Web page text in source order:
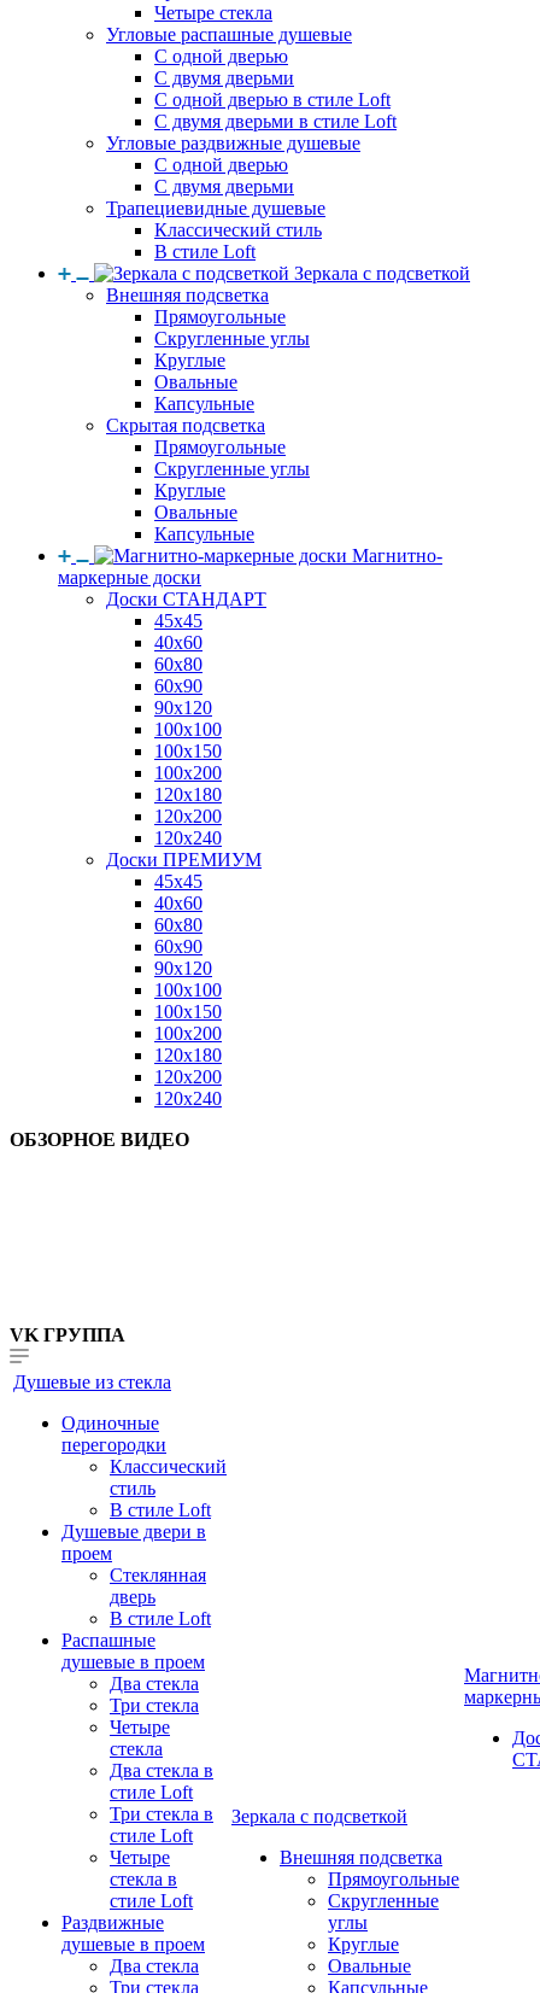
Четыре стекла
Угловые распашные душевые
С одной дверью
С двумя дверьми
С одной дверью в стиле Loft
С двумя дверьми в стиле Loft
Угловые раздвижные душевые
С одной дверью
С двумя дверьми
Трапециевидные душевые
Классический стиль
В стиле Loft
Зеркала с подсветкой
Внешняя подсветка
Прямоугольные
Скругленные углы
Круглые
Овальные
Капсульные
Скрытая подсветка
Прямоугольные
Скругленные углы
Круглые
Овальные
Капсульные
Магнитно-
маркерные доски
Доски СТАНДАРТ
45x45
40x60
60x80
60x90
90x120
100x100
100x150
100x200
120x180
120x200
120x240
Доски ПРЕМИУМ
45x45
40x60
60x80
60x90
90x120
100x100
100x150
100x200
120x180
120x200
120x240
ОБЗОРНОЕ ВИДЕО
VK ГРУППА
Душевые из стекла
Одиночные
перегородки
Классический
стиль
В стиле Loft
Душевые двери в
проем
Стеклянная
дверь
В стиле Loft
Распашные
душевые в проем
Два стекла
Три стекла
Четыре
стекла
Два стекла в
стиле Loft
Три стекла в
стиле Loft
Четыре
стекла в
стиле Loft
Раздвижные
душевые в проем
Два стекла
Три стекла
Зеркала с подсветкой
Внешняя подсветка
Прямоугольные
Скругленные
углы
Круглые
Овальные
Капсульные